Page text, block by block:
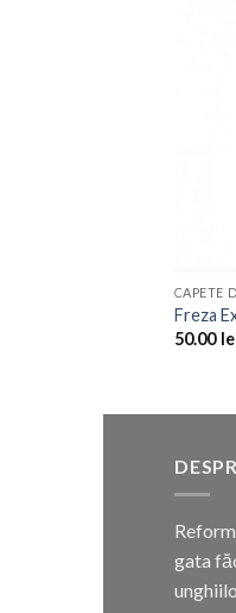
CAPETE
Freza
50.00
gata